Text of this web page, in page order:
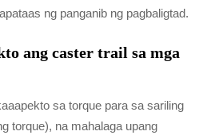
ng panganib ng pagbaligtad.
ang caster trail sa mga
sa torque para sa sariling
torque), na mahalaga upang